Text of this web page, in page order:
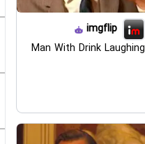
imgflip
Man With Drink Laughing